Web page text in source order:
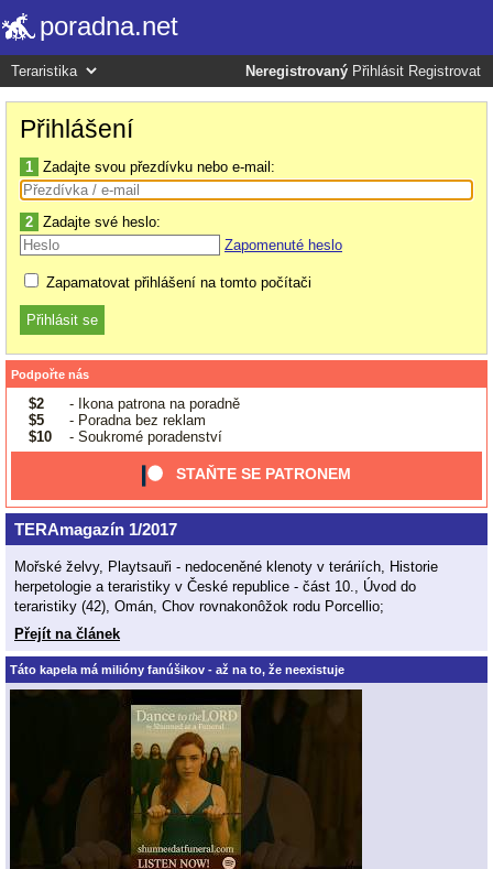
poradna.net
Neregistrovaný Přihlásit Registrovat
Přihlášení
1 Zadajte svou přezdívku nebo e-mail:
2 Zadajte své heslo:
Zapomenuté heslo
Zapamatovat přihlášení na tomto počítači
Podpořte nás
$2
- Ikona patrona na poradně
$5
- Poradna bez reklam
$10
- Soukromé poradenství
STAŇTE SE PATRONEM
TERAmagazín 1/2017
Mořské želvy, Playtsauři - nedoceněné klenoty v teráriích, Historie
herpetologie a teraristiky v České republice - část 10., Úvod do
teraristiky (42), Omán, Chov rovnakonôžok rodu Porcellio;
Přejít na článek
Táto kapela má milióny fanúšikov - až na to, že neexistuje